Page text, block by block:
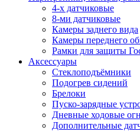
4-х датчиковые
8-ми датчиковые
Камеры заднего вида
Камеры переднего
Рамки для защиты
Аксессуары
Стеклоподъёмники
Подогрев сидений
Брелоки
Пуско-зарядные
Дневные ходовые
Дополнительные